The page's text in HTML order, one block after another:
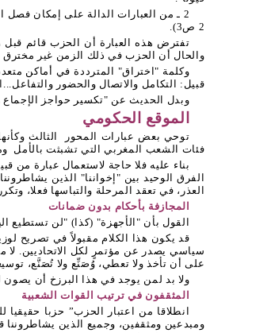
2 ـ من العبارات الدالة على إمكان
2 ص3).
تفترض هذه العبارة أن الحزب قائم
والحال أن الحزب في ذلك الزمن غير مخترق
وكلمة "اختراق" المترددة في أماكن
قبيل: التكامل والاتصال والحضور والتفاعل...الخ ففي المادة 10 (ص10): "لقد اخترقت المؤتمر ردود فعل غير منتظرة". والمقصود حدوث تطور
وبدل الحديث عن "تكسير حواجز الإجماع
الموقع الحكومي
توحي بعض عبارات المحور
الثالث
فئات الشعب المغربي التي تشبثت بالأمل
الفرق الوحيد بين "إخواننا" الذين
العذر، في تعقد المرحلة والتباسها فعلا،
المجازفة بأحكام بدون ضمانات
القول بأن "الأجهزة" (كذا) "لن تستطيع
قد يكون هذا الكلام مقبولاً في تصريح
سياسي يصدر عن مؤتمرٍ لكل الاتحاديين.
على أن تأخذ ولا تعطي، وُصَنِّع ولا تُصَنَّع،
ولا بد لمن يوجد في هذا البرزخ أن
المثقفون في ترتيب القوات الشعبية
انطلاقا من اعتبار الحزب” حزبا حقيقيا
ومبدعين ومثقفين، وجميع الذين يشاطروننا قيمنا